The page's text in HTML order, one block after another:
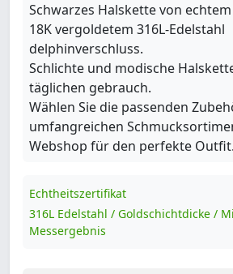
Schwarzes Halskette von
18K vergoldetem 316L-Edelstahl
delphinverschluss.
Schlichte und modische
täglichen gebrauch.
Wählen Sie die passenden
umfangreichen
Webshop für den perfekte Outfit.
Echtheitszertifikat
316L Edelstahl / Goldschichtdicke /
Messergebnis